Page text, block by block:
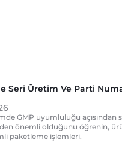
Seri Üretim Ve Parti
GMP uyumluluğu açısından
önemli olduğunu öğrenin,
paketleme işlemleri.